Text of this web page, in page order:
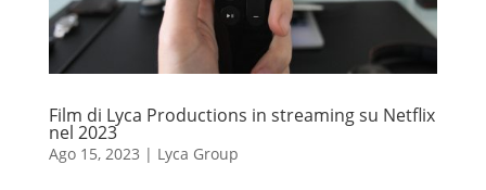
Film di Lyca Productions in streaming su Netflix
nel 2023
Ago 15, 2023 | Lyca Group